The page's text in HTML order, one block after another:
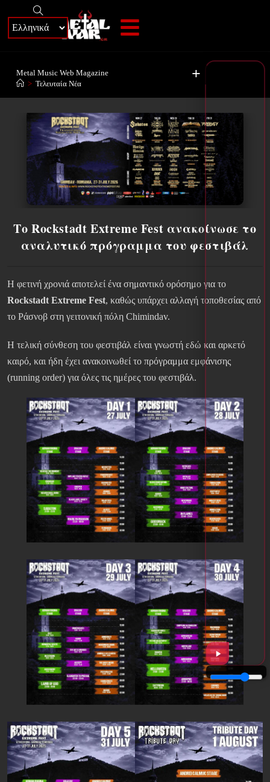
+
Metal Music Web Magazine
> Τελευταία Νέα
Το Rockstadt Extreme Fest ανακοίνωσε το
αναλυτικό πρόγραμμα του φεστιβάλ
Η φετινή χρονιά αποτελεί ένα σημαντικό ορόσημο για το
Rockstadt Extreme Fest, καθώς υπάρχει αλλαγή τοποθεσίας από
το Ράσνοβ στη γειτονική πόλη Chimindav.
Η τελική σύνθεση του φεστιβάλ είναι γνωστή εδώ και αρκετό
καιρό, και ήδη έχει ανακοινωθεί το πρόγραμμα εμφάνισης
(running order) για όλες τις ημέρες του φεστιβάλ.